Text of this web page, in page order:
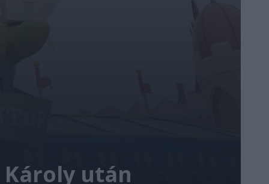
Károly után